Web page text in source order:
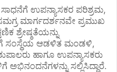
ಸಾಧನೆಗೆ ಉಪನ್ಯಾಸಕರ ಪರಿಶ್ರಮ,
ಮಾರ್ಗದರ್ಶನವೇ ಪ್ರಮುಖ
ಶ್ರೇಷ್ಠತೆಯನ್ನು
ಸಂಸ್ಥೆಯ ಆಡಳಿತ ಮಂಡಳಿ,
ಹಾಗೂ ಉಪನ್ಯಾಸಕರು
ಅಭಿನಂದನೆಗಳನ್ನು ಸಲ್ಲಿಸಿದ್ದಾರೆ.